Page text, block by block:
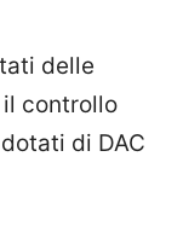
delle
controllo
di DAC